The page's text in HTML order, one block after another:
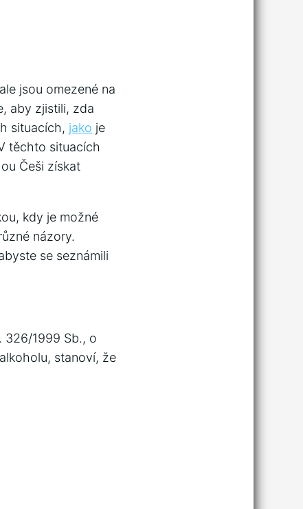
jsou omezené na
aby zjistili, zda
situacích, jako je
těchto situacích
Češi získat
kdy je možné
názory.
se seznámili
326/1999 Sb., o
stanoví, že